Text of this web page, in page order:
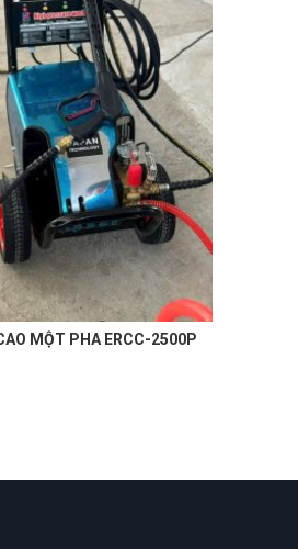
MỘT PHA ERCC-2500P